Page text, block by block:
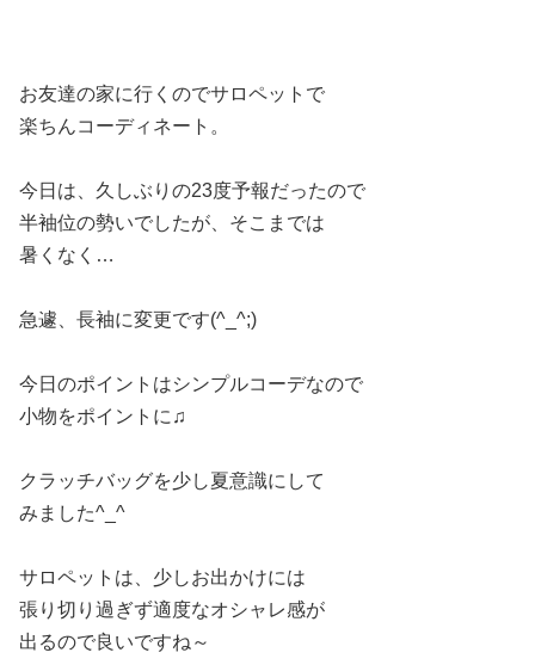
お友達の家に行くのでサロペットで
楽ちんコーディネート。
今日は、久しぶりの23度予報だったので
半袖位の勢いでしたが、そこまでは
暑くなく…
急遽、長袖に変更です(^_^;)
今日のポイントはシンプルコーデなので
小物をポイントに♫
クラッチバッグを少し夏意識にして
みました^_^
サロペットは、少しお出かけには
張り切り過ぎず適度なオシャレ感が
出るので良いですね～